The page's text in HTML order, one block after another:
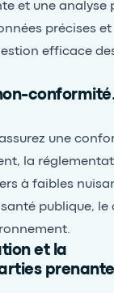
et une analyse
précises et
efficace
une
la
à faibles
publique, le
et la